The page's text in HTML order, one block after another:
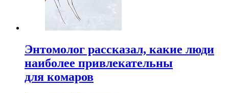
Энтомолог рассказал, какие люди
наиболее привлекательны
для комаров